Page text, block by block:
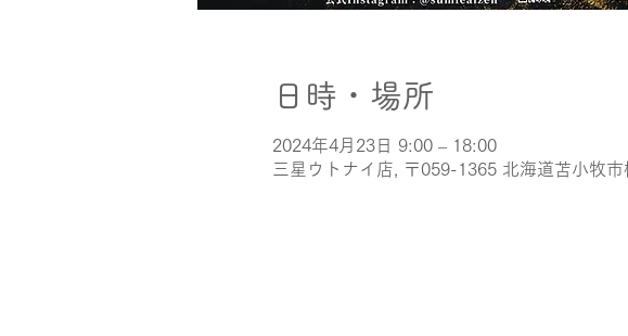
日時・場所
2024年4月23日 9:00 – 18:00
三星ウトナイ店, 〒059-1365 北海道苫小牧市